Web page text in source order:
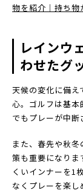
物を紹介｜持ち物
レインウ
わせたグ
天候の変化に備
心。ゴルフは基
でもプレーが中断
また、春先や秋
策も重要になりま
くいインナーを1
なくプレーを楽